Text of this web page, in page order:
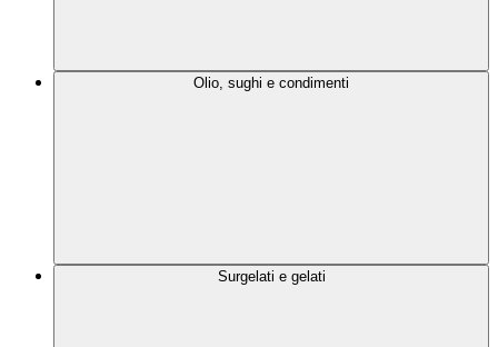
Olio, sughi e condimenti
Surgelati e gelati